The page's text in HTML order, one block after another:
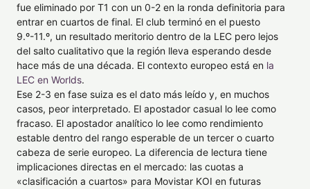
fue eliminado por T1 con un 0-2 en la ronda definitoria para
entrar en cuartos de final. El club terminó en el puesto
9.º-11.º, un resultado meritorio dentro de la LEC pero lejos
del salto cualitativo que la región lleva esperando desde
hace más de una década. El contexto europeo está en la
LEC en Worlds.
Ese 2-3 en fase suiza es el dato más leído y, en muchos
casos, peor interpretado. El apostador casual lo lee como
fracaso. El apostador analítico lo lee como rendimiento
estable dentro del rango esperable de un tercer o cuarto
cabeza de serie europeo. La diferencia de lectura tiene
implicaciones directas en el mercado: las cuotas a
«clasificación a cuartos» para Movistar KOI en futuras